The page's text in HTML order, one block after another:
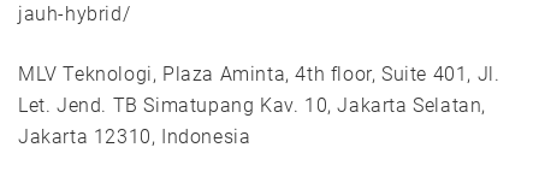
jauh-hybrid/
MLV Teknologi, Plaza Aminta, 4th floor, Suite 401, Jl.
Let. Jend. TB Simatupang Kav. 10, Jakarta Selatan,
Jakarta 12310, Indonesia